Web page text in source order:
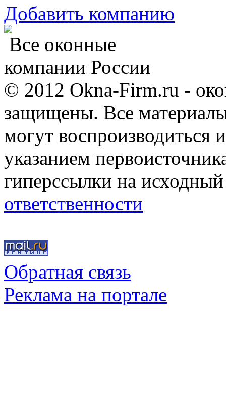
Добавить компанию
Все оконные
компании России
© 2012 Okna-Firm.ru -
защищены. Все
могут воспроизводиться
указанием
гиперссылки на
ответственности
Обратная связь
Реклама на портале